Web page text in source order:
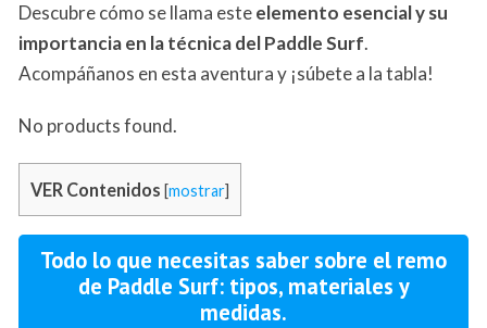
Descubre cómo se llama esteelemento esencial y su
importancia en la técnica del Paddle Surf.
Acompáñanos en esta aventura y ¡súbete a la tabla!
No products found.
VER Contenidos [mostrar]
Todo lo que necesitas saber sobre el remo
de Paddle Surf: tipos, materiales y
medidas.